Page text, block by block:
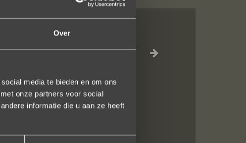
Over
media te bieden en om ons
onze partners voor social
informatie die u aan ze heeft
een juweeltje. Zo